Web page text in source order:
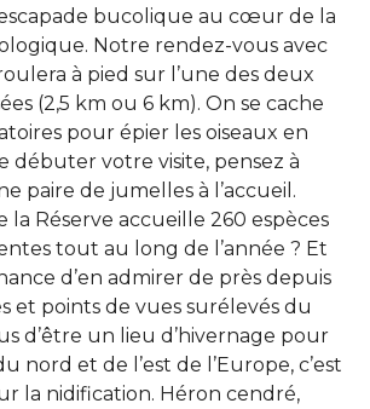
bucolique au cœur de la
Notre rendez-vous avec
à pied sur l’une des deux
(2,5 km ou 6 km). On se cache
pour épier les oiseaux en
débuter votre visite, pensez à
paire de jumelles à l’accueil.
la Réserve accueille 260 espèces
tout au long de l’année ? Et
d’en admirer de près depuis
et points de vues surélevés du
d’être un lieu d’hivernage pour
nord et de l’est de l’Europe, c’est
la nidification. Héron cendré,